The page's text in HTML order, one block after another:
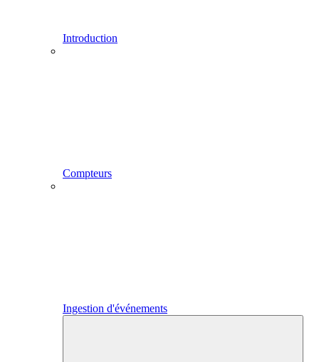
Introduction
Compteurs
Ingestion d'événements